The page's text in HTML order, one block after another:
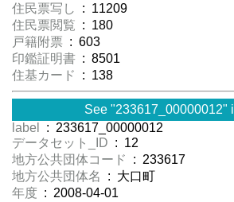
住民票写し
: 11209
住民票閲覧 : 180
戸籍附票 : 603
印鑑証明書 : 8501
住基カード
: 138
See "233617_00000012"
label
: 233617_00000012
データセット_ID : 12
地方公共団体コード
: 233617
地方公共団体名
: 大口町
年度 : 2008-04-01